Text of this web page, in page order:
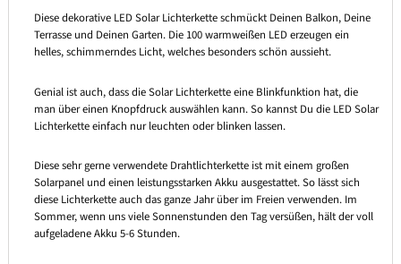
Diese dekorative LED Solar Lichterkette schmückt Deinen Balkon, Deine
Terrasse und Deinen Garten. Die 100 warmweißen LED erzeugen ein
helles, schimmerndes Licht, welches besonders schön aussieht.
Genial ist auch, dass die Solar Lichterkette eine Blinkfunktion hat, die
man über einen Knopfdruck auswählen kann. So kannst Du die LED Solar
Lichterkette einfach nur leuchten oder blinken lassen.
Diese sehr gerne verwendete Drahtlichterkette ist mit einem großen
Solarpanel und einen leistungsstarken Akku ausgestattet. So lässt sich
diese Lichterkette auch das ganze Jahr über im Freien verwenden. Im
Sommer, wenn uns viele Sonnenstunden den Tag versüßen, hält der voll
aufgeladene Akku 5-6 Stunden.